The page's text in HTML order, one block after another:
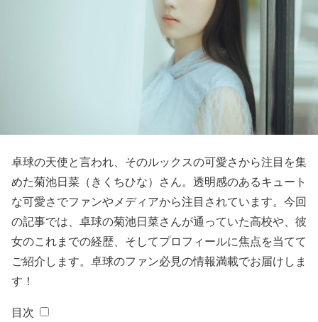
卓球の天使と言われ、そのルックスの可愛さから注目を集
めた菊池日菜（きくちひな）さん。透明感のあるキュート
な可愛さでファンやメディアから注目されています。今回
の記事では、卓球の菊池日菜さんが通っていた高校や、彼
女のこれまでの経歴、そしてプロフィールに焦点を当てて
ご紹介します。卓球のファン必見の情報満載でお届けしま
す！
目次